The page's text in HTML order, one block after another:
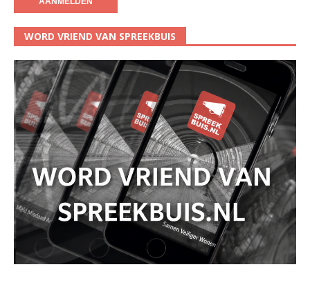
WORD VRIEND VAN SPREEKBUIS